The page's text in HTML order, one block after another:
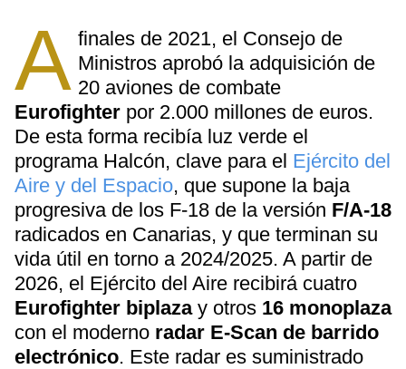
A finales de 2021, el Consejo de
Ministros aprobó la adquisición de
20 aviones de combate
Eurofighter por 2.000 millones de euros.
De esta forma recibía luz verde el
programa Halcón, clave para el Ejército del
Aire y del Espacio, que supone la baja
progresiva de los F-18 de la versión F/A-18
radicados en Canarias, y que terminan su
vida útil en torno a 2024/2025. A partir de
2026, el Ejército del Aire recibirá cuatro
Eurofighter biplazay otros 16 monoplaza
con el moderno radar E-Scan de barrido
electrónico. Este radar es suministrado